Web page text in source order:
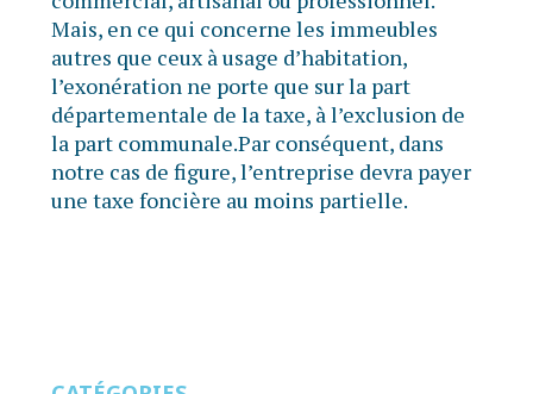
Mais, en ce qui concerne les immeubles
autres que ceux à usage d’habitation,
l’exonération ne porte que sur la part
départementale de la taxe, à l’exclusion de
la part communale.Par conséquent, dans
notre cas de figure, l’entreprise devra payer
une taxe foncière au moins partielle.